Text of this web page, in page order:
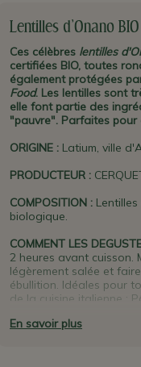
Lentilles d'Onano
Ces célèbres lentilles
certifiées BIO, toutes
également protégées
Food. Les lentilles sont
elle font partie des
"pauvre". Parfaites
ORIGINE : Latium, ville
PRODUCTEUR :
COMPOSITION :
biologique.
COMMENT LES
2 heures avant cuisson.
légèrement salée et
ébullition. Idéales pour
de la cuisine italienne :
En savoir plus